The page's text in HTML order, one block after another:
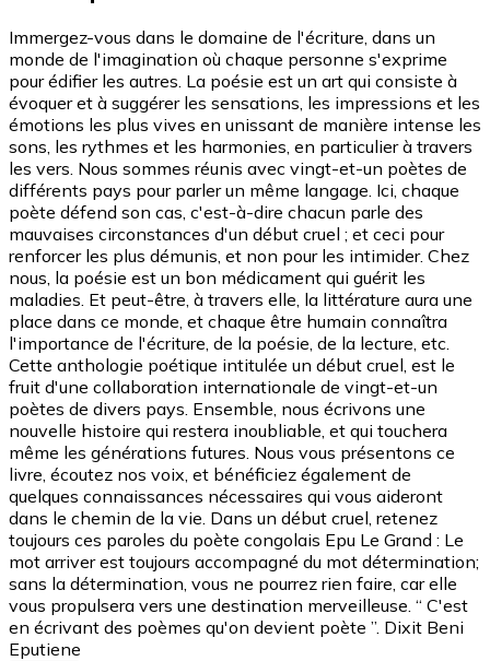
Immergez-vous dans le domaine de l'écriture, dans un
monde de l'imagination où chaque personne s'exprime
pour édifier les autres. La poésie est un art qui consiste à
évoquer et à suggérer les sensations, les impressions et les
émotions les plus vives en unissant de manière intense les
sons, les rythmes et les harmonies, en particulier à travers
les vers. Nous sommes réunis avec vingt-et-un poètes de
différents pays pour parler un même langage. Ici, chaque
poète défend son cas, c'est-à-dire chacun parle des
mauvaises circonstances d'un début cruel ; et ceci pour
renforcer les plus démunis, et non pour les intimider. Chez
nous, la poésie est un bon médicament qui guérit les
maladies. Et peut-être, à travers elle, la littérature aura une
place dans ce monde, et chaque être humain connaîtra
l'importance de l'écriture, de la poésie, de la lecture, etc.
Cette anthologie poétique intitulée un début cruel, est le
fruit d'une collaboration internationale de vingt-et-un
poètes de divers pays. Ensemble, nous écrivons une
nouvelle histoire qui restera inoubliable, et qui touchera
même les générations futures. Nous vous présentons ce
livre, écoutez nos voix, et bénéficiez également de
quelques connaissances nécessaires qui vous aideront
dans le chemin de la vie. Dans un début cruel, retenez
toujours ces paroles du poète congolais Epu Le Grand : Le
mot arriver est toujours accompagné du mot détermination;
sans la détermination, vous ne pourrez rien faire, car elle
vous propulsera vers une destination merveilleuse. “ C'est
en écrivant des poèmes qu'on devient poète ”. Dixit Beni
Eputiene